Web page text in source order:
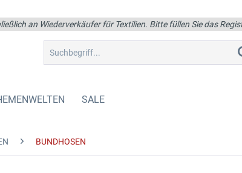
an Wiederverkäufer für Textilien. Bitte füllen Sie das
SALE
BUNDHOSEN